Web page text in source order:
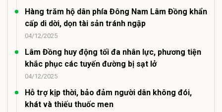
Hàng trăm hộ dân phía Đông Nam Lâm Đồng khẩn
cấp di dời, dọn tài sản tránh ngập
04/12/2025
Lâm Đồng huy động tối đa nhân lực, phương tiện
khắc phục các tuyến đường bị sạt lở
04/12/2025
Hỗ trợ kịp thời, bảo đảm người dân không đói,
khát và thiếu thuốc men